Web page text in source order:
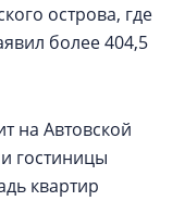
острова, где
более 404,5
на Автовской
гостиницы
квартир